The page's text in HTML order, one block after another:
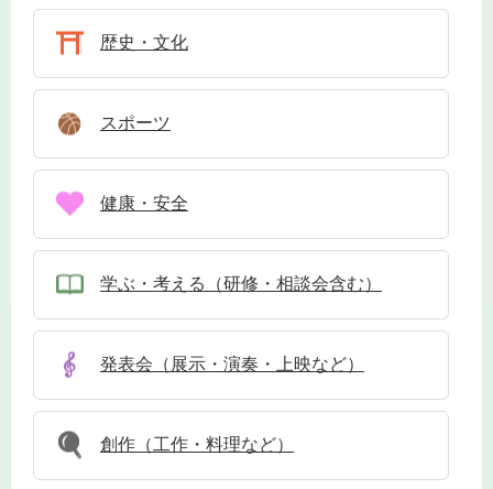
歴史・文化
スポーツ
健康・安全
学ぶ・考える（研修・相談会含む）
発表会（展示・演奏・上映など）
創作（工作・料理など）